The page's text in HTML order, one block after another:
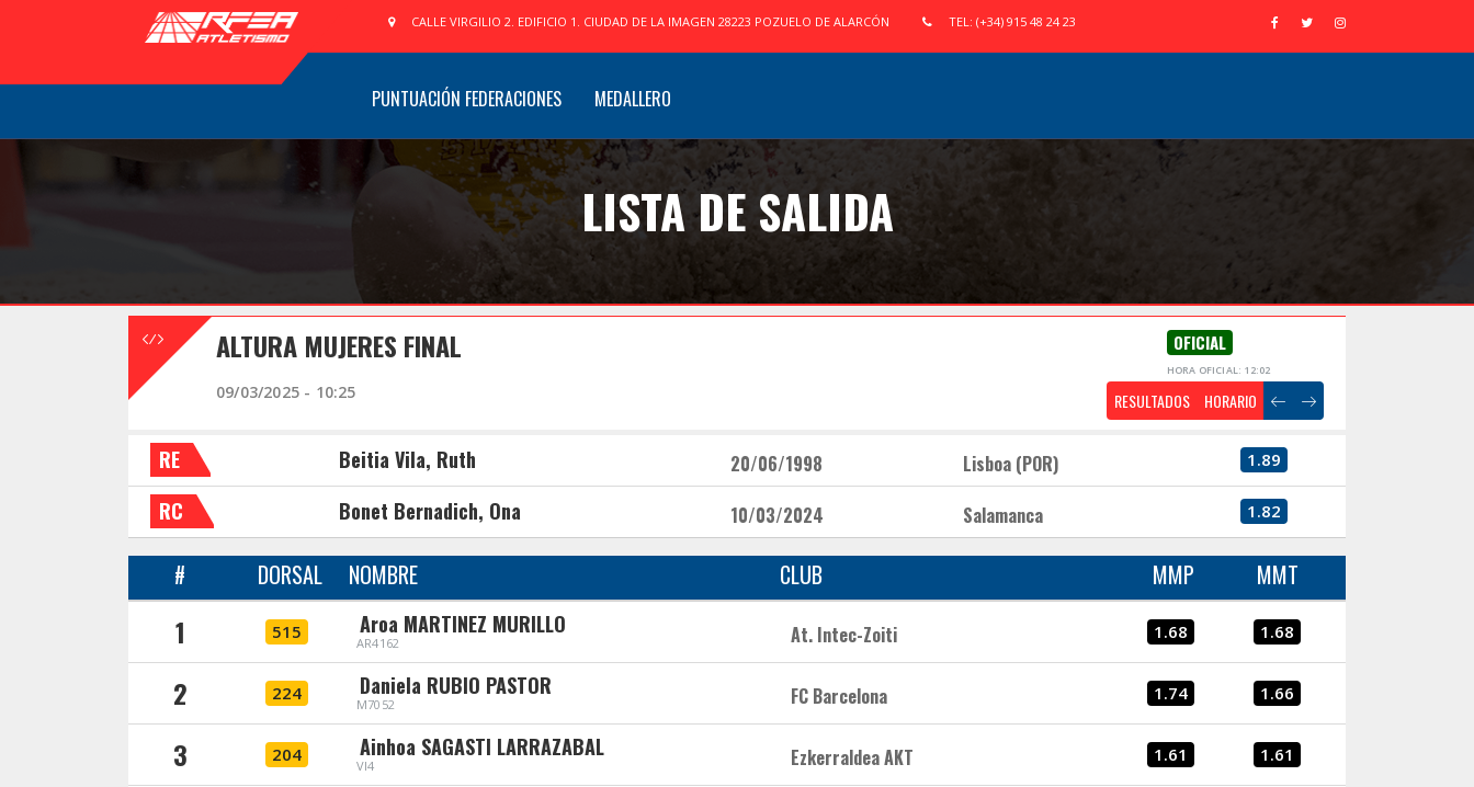
CALLE VIRGILIO 2. EDIFICIO 1. CIUDAD DE LA IMAGEN 28223 POZUELO DE ALARCÓN TEL: (+34) 915 48 24 23
PUNTUACIÓN FEDERACIONES MEDALLERO
LISTA DE SALIDA
ALTURA MUJERES FINAL OFICIAL
HORA OFICIAL: 12:02
09/03/2025 - 10:25 RESULTADOS HORARIO
RE Beitia Vila, Ruth 20/06/1998 Lisboa (POR) 1.89
RC Bonet Bernadich, Ona 10/03/2024 Salamanca 1.82
# DORSAL NOMBRE CLUB MMP MMT
1 515 Aroa MARTINEZ MURILLO
AR4162 At. Intec-Zoiti 1.68 1.68
2 224 Daniela RUBIO PASTOR
M7052 FC Barcelona 1.74 1.66
3 204 Ainhoa SAGASTI LARRAZABAL
VI4 Ezkerraldea AKT 1.61 1.61